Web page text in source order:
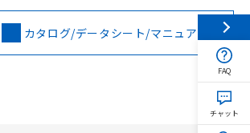
カタログ/データシート/マニュアル
FAQ
チャット